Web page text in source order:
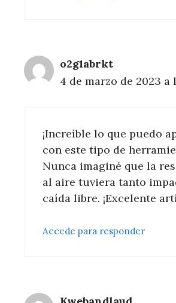
o2g1abrkt
4 de marzo de 2023 a
¡Increíble lo que puedo
con este tipo de
Nunca imaginé que la
al aire tuviera tanto
caída libre. ¡Excelente
Accede para responder